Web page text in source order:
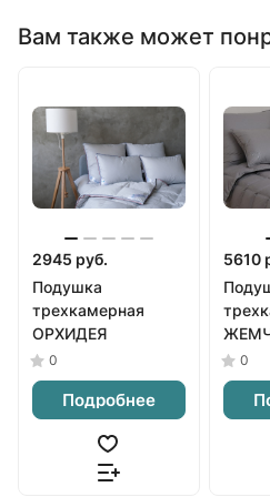
Вам также может
2945 руб.
Подушка
трехкамерная
ОРХИДЕЯ
0
Подробнее
5610
серая
0